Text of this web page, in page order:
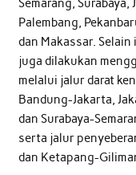
Semarang,
Palembang,
dan Makassar.
juga dilakukan
melalui jalur darat
Bandung-Jakarta,
dan Surabaya-
serta jalur
dan Ketapang-